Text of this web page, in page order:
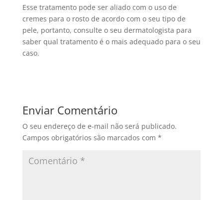
Esse tratamento pode ser aliado com o uso de
cremes para o rosto de acordo com o seu tipo de
pele, portanto, consulte o seu dermatologista para
saber qual tratamento é o mais adequado para o seu
caso.
Enviar Comentário
O seu endereço de e-mail não será publicado.
Campos obrigatórios são marcados com *